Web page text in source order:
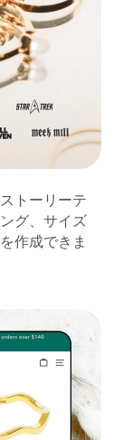
トーリーテ
グ、サイズ
作成できま